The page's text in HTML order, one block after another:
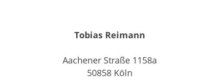
Tobias Reimann
Aachener Straße 1158a
50858 Köln